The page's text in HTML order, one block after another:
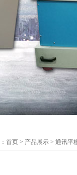
首页 > 产品展示 > 通讯平